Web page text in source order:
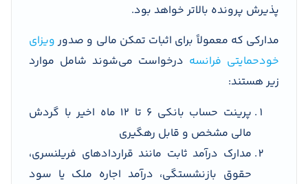
پذیرش پرونده بالاتر خواهد بود.
مدارکی که معمولاً برای اثبات تمکن مالی و صدور ویزای
خودحمایتی فرانسه درخواست می‌شوند شامل موارد
زیر هستند:
پرینت حساب بانکی ۶ تا ۱۲ ماه اخیر با گردش
مالی مشخص و قابل رهگیری
مدارک درآمد ثابت مانند قراردادهای فریلنسری،
حقوق بازنشستگی، درآمد اجاره ملک یا سود